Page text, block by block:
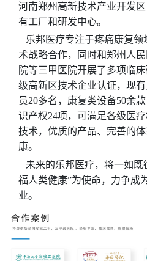
河南郑州高新技术产业开发
有工厂和研发中心。
乐邦医疗专注于疼痛康复领
术战略合作，同时和郑州人
院等三甲医院开展了多项临
级高新区技术企业认证，现
员20多名，康复类设备50余
识产权24项，可满足各级医
技术，优质的产品、完善的
康。
未来的乐邦医疗，将一如既
福人类健康”为使命，力争成
业。